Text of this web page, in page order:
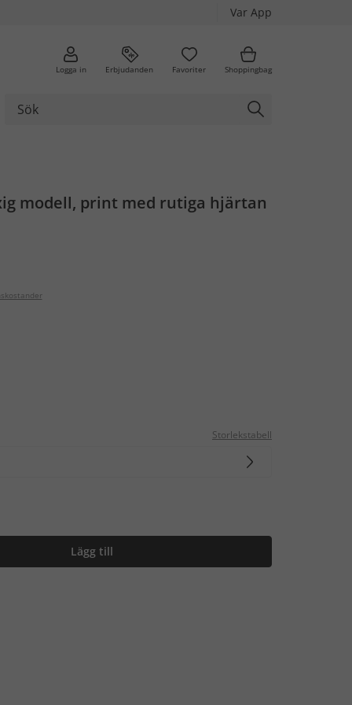
Var App
Logga in Erbjudanden Favoriter Shoppingbag
modell, print med rutiga hjärtan
Storlekstabell
Lägg till